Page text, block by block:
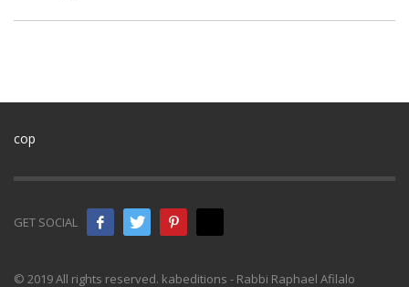
cop
GET SOCIAL
© 2019 All rights reserved. kabeditions - Rabbi Raphael Afilalo